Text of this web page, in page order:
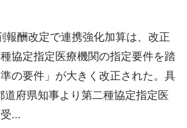
酬改定で連携強化加算は、改正
協定指定医療機関の指定要件を踏
の要件」が大きく改正された。具
府県知事より第二種協定指定医
...